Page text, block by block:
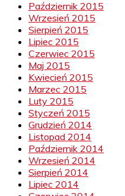
Październik 2015
Wrzesień 2015
Sierpień 2015
Lipiec 2015
Czerwiec 2015
Maj 2015
Kwiecień 2015
Marzec 2015
Luty 2015
Styczeń 2015
Grudzień 2014
Listopad 2014
Październik 2014
Wrzesień 2014
Sierpień 2014
Lipiec 2014